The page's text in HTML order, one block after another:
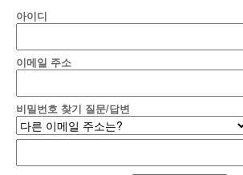
아이디
이메일 주소
비밀번호 찾기 질문/답변